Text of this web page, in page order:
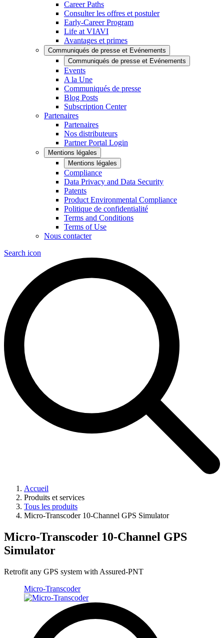
Career Paths
Consulter les offres et postuler
Early-Career Program
Life at VIAVI
Avantages et primes
Communiqués de presse et Evénements
Communiqués de presse et Evénements
Events
A la Une
Communiqués de presse
Blog Posts
Subscription Center
Partenaires
Partenaires
Nos distributeurs
Partner Portal Login
Mentions légales
Mentions légales
Compliance
Data Privacy and Data Security
Patents
Product Environmental Compliance
Politique de confidentialité
Terms and Conditions
Terms of Use
Nous contacter
Search icon
Accueil
Produits et services
Tous les produits
Micro-Transcoder 10-Channel GPS Simulator
Micro-Transcoder 10-Channel GPS
Simulator
Retrofit any GPS system with Assured-PNT
Micro-Transcoder